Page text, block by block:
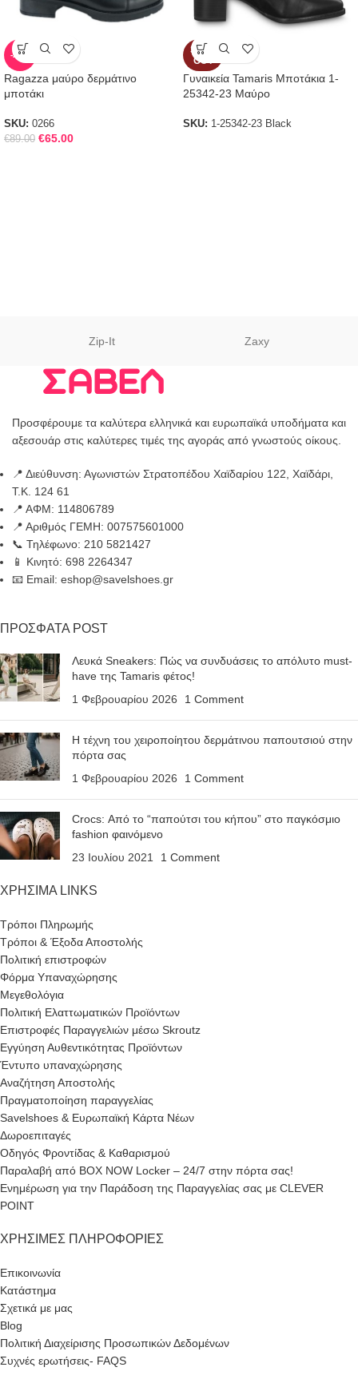
-27%
Ragazza μαύρο δερμάτινο
μποτάκι
SKU: 0266
€89.00 €65.00
SOLD
OUT
Γυναικεία Tamaris Μποτάκια 1-
25342-23 Μαύρο
SKU: 1-25342-23 Black
Zip-It Zaxy
Προσφέρουμε τα καλύτερα ελληνικά και ευρωπαϊκά υποδήματα και
αξεσουάρ στις καλύτερες τιμές της αγοράς από γνωστούς οίκους.
📍 Διεύθυνση: Αγωνιστών Στρατοπέδου Χαϊδαρίου 122, Χαϊδάρι,
Τ.Κ. 124 61
📍 ΑΦΜ: 114806789
📍 Αριθμός ΓΕΜΗ: 007575601000
📞 Τηλέφωνο: 210 5821427
📱 Κινητό: 698 2264347
📧 Email: eshop@savelshoes.gr
ΠΡΟΣΦΑΤΑ POST
Λευκά Sneakers: Πώς να συνδυάσεις το απόλυτο must-
have της Tamaris φέτος!
1 Φεβρουαρίου 2026
1 Comment
Η τέχνη του χειροποίητου δερμάτινου παπουτσιού στην
πόρτα σας
1 Φεβρουαρίου 2026
1 Comment
Crocs: Από το “παπούτσι του κήπου” στο παγκόσμιο
fashion φαινόμενο
23 Ιουλίου 2021
1 Comment
ΧΡΗΣΙΜΑ LINKS
Τρόποι Πληρωμής
Τρόποι & Έξοδα Αποστολής
Πολιτική επιστροφών
Φόρμα Υπαναχώρησης
Μεγεθολόγια
Πολιτική Ελαττωματικών Προϊόντων
Επιστροφές Παραγγελιών μέσω Skroutz
Εγγύηση Αυθεντικότητας Προϊόντων
Έντυπο υπαναχώρησης
Αναζήτηση Αποστολής
Πραγματοποίηση παραγγελίας
Savelshoes & Ευρωπαϊκή Κάρτα Νέων
Δωροεπιταγές
Οδηγός Φροντίδας & Καθαρισμού
Παραλαβή από BOX NOW Locker – 24/7 στην πόρτα σας!
Ενημέρωση για την Παράδοση της Παραγγελίας σας με CLEVER
POINT
ΧΡΉΣΙΜΕΣ ΠΛΗΡΟΦΟΡΊΕΣ
Επικοινωνία
Κατάστημα
Σχετικά με μας
Blog
Πολιτική Διαχείρισης Προσωπικών Δεδομένων
Συχνές ερωτήσεις- FAQS